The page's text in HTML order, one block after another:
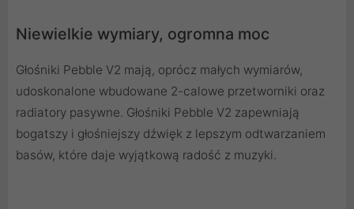
Niewielkie wymiary, ogromna moc
Głośniki Pebble V2 mają, oprócz małych wymiarów,
udoskonalone wbudowane 2-calowe przetworniki oraz
radiatory pasywne. Głośniki Pebble V2 zapewniają
bogatszy i głośniejszy dźwięk z lepszym odtwarzaniem
basów, które daje wyjątkową radość z muzyki.